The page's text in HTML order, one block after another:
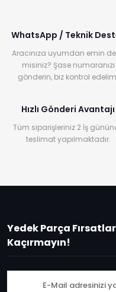
WhatsApp / Teknik
Aracınıza uyumdan emin
misiniz? Şase numaranızı
gönderin, biz kontrol
Hızlı Gönderi Avantajı
Tüm siparişleriniz 2 İş
teslimat yapılmaktadır.
Yedek Parça
Kaçırmayın!